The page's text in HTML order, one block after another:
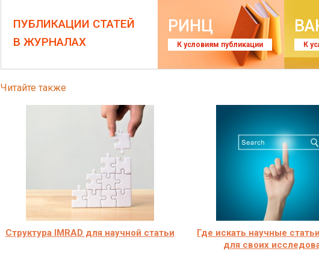
ПУБЛИКАЦИИ СТАТЕЙ
В ЖУРНАЛАХ
РИНЦ
К условиям публикации К
Читайте также
Структура IMRAD для научной статьи
Где искать научные
для своих